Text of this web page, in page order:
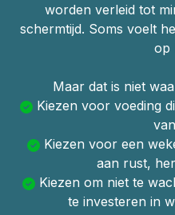
worden verleid tot
schermtijd. Soms voelt
op
Maar dat is niet
Kiezen voor voeding
Kiezen voor een
aan rust,
Kiezen om niet te
te investeren in